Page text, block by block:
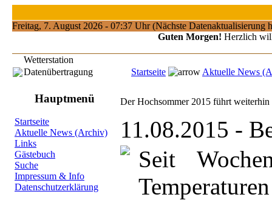
Freitag, 7. August 2026 - 07:37 Uhr (Nächste Datenaktualisierung
Guten Morgen! Herzlich
Wetterstation
Startseite
Aktuelle News
Datenübertragung
Hauptmenü
Startseite
Aktuelle News (Archiv)
Links
Gästebuch
Suche
Impressum & Info
Datenschutzerklärung
Der Hochsommer 2015 führt
11.08.2015 -
Seit